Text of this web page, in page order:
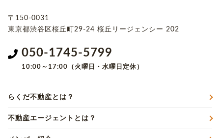
〒150-0031
東京都渋谷区桜丘町29-24 桜丘リージェンシー 202
050-1745-5799
10:00～17:00（火曜日・水曜日定休）
らくだ不動産とは？
不動産エージェントとは？